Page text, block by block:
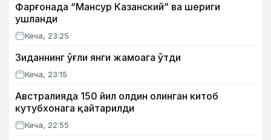
Фарғонада “Мансур Казанский” ва шериги
ушланди
Кеча, 23:25
Зиданнинг ўғли янги жамоага ўтди
Кеча, 23:15
Австралияда 150 йил олдин олинган китоб
кутубхонага қайтарилди
Кеча, 22:55